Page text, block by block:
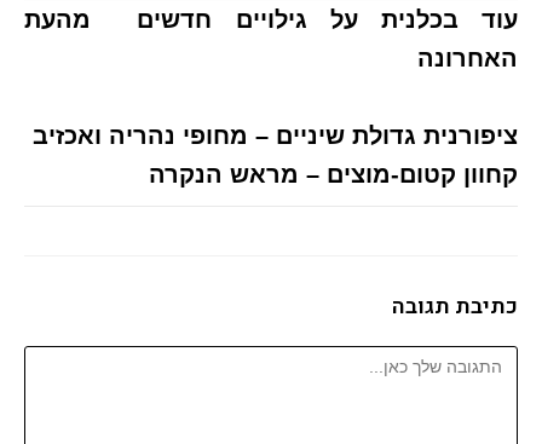
עוד בכלנית על גילויים חדשים מהעת
האחרונה
ציפורנית גדולת שיניים – מחופי נהריה ואכזיב
קחוון קטום-מוצים – מראש הנקרה
כתיבת תגובה